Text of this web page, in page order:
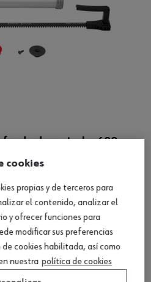
funda de cartucho 600
cookies
propias y de terceros para
el contenido, analizar el
y ofrecer funciones para
modificar sus preferencias
cookies habilitada, así como
nuestra política de cookies